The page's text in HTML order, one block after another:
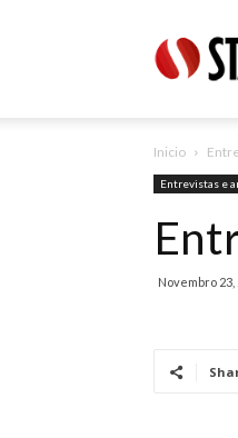
Online
Inicio
Entrevistas e
Novembro 23,